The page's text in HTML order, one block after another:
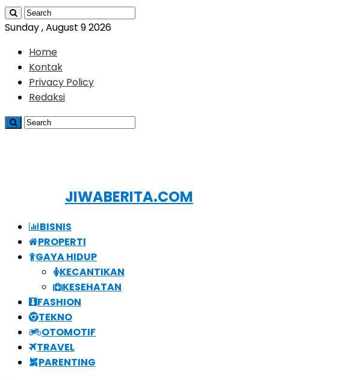
Sunday , August 9 2026
Home
Kontak
Privacy Policy
Redaksi
JIWABERITA.COM
BISNIS
PROPERTI
GAYA HIDUP
KECANTIKAN
KESEHATAN
FASHION
TEKNO
OTOMOTIF
TRAVEL
PARENTING